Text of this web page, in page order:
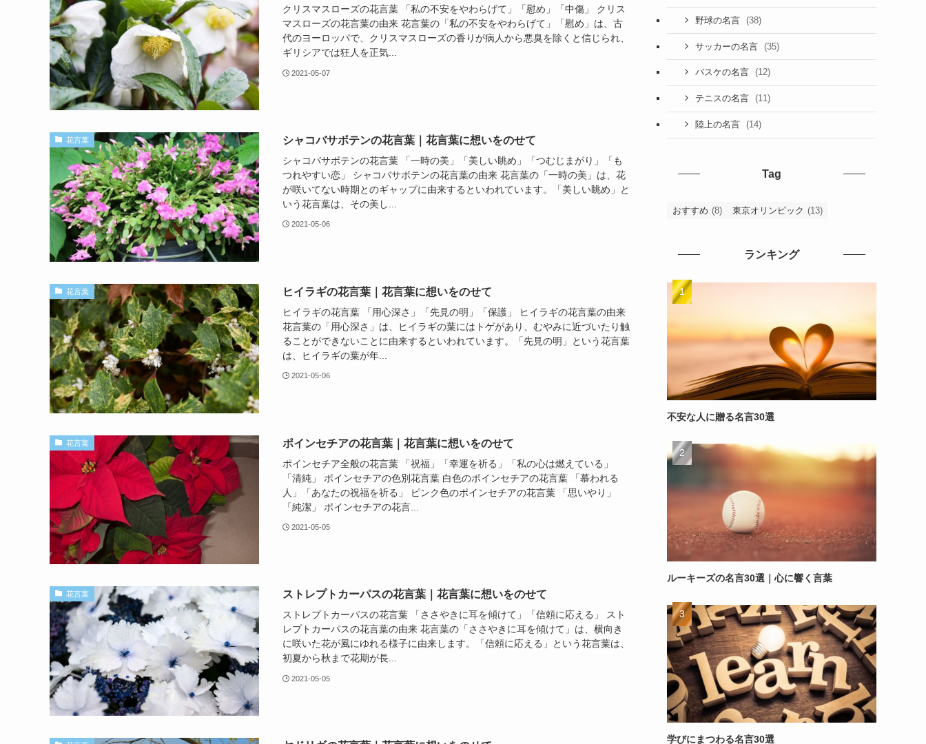
クリスマスローズの花言葉 「私の不安をやわらげて」「慰め」「中傷」 クリス
マスローズの花言葉の由来 花言葉の「私の不安をやわらげて」「慰め」は、古
代のヨーロッパで、クリスマスローズの香りが病人から悪臭を除くと信じられ、
ギリシアでは狂人を正気...
2021-05-07
花言葉 シャコバサボテンの花言葉｜花言葉に想いをのせて
シャコバサボテンの花言葉 「一時の美」「美しい眺め」「つむじまがり」「も
つれやすい恋」 シャコバサボテンの花言葉の由来 花言葉の「一時の美」は、花
が咲いてない時期とのギャップに由来するといわれています。「美しい眺め」と
いう花言葉は、その美し...
2021-05-06
花言葉 ヒイラギの花言葉｜花言葉に想いをのせて
ヒイラギの花言葉 「用心深さ」「先見の明」「保護」 ヒイラギの花言葉の由来
花言葉の「用心深さ」は、ヒイラギの葉にはトゲがあり、むやみに近づいたり触
ることができないことに由来するといわれています。「先見の明」という花言葉
は、ヒイラギの葉が年...
2021-05-06
花言葉 ポインセチアの花言葉｜花言葉に想いをのせて
ポインセチア全般の花言葉 「祝福」「幸運を祈る」「私の心は燃えている」
「清純」 ポインセチアの色別花言葉 白色のポインセチアの花言葉 「慕われる
人」「あなたの祝福を祈る」 ピンク色のポインセチアの花言葉 「思いやり」
「純潔」 ポインセチアの花言...
2021-05-05
花言葉 ストレプトカーパスの花言葉｜花言葉に想いをのせて
ストレプトカーパスの花言葉 「ささやきに耳を傾けて」「信頼に応える」 スト
レプトカーパスの花言葉の由来 花言葉の「ささやきに耳を傾けて」は、横向き
に咲いた花が風にゆれる様子に由来します。「信頼に応える」という花言葉は、
初夏から秋まで花期が長...
2021-05-05
野球の名言 (38)
サッカーの名言 (35)
バスケの名言 (12)
テニスの名言 (11)
陸上の名言 (14)
Tag
おすすめ (8) 東京オリンピック (13)
ランキング
不安な人に贈る名言30選
ルーキーズの名言30選｜心に響く言葉
学びにまつわる名言30選